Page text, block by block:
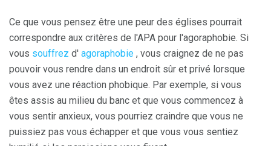
Ce que vous pensez être une peur des églises pourrait
correspondre aux critères de l'APA pour l'agoraphobie. Si
vous souffrez d' agoraphobie , vous craignez de ne pas
pouvoir vous rendre dans un endroit sûr et privé lorsque
vous avez une réaction phobique. Par exemple, si vous
êtes assis au milieu du banc et que vous commencez à
vous sentir anxieux, vous pourriez craindre que vous ne
puissiez pas vous échapper et que vous vous sentiez